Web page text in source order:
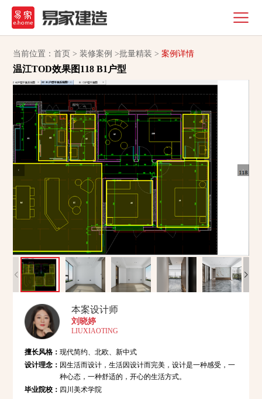
当前位置：首页 >装修案例 >批量精装 >案例详情
温江TOD效果图118 B1户型
本案设计师
刘晓婷
LIUXIAOTING
擅长风格：现代简约、北欧、新中式
设计理念： 因生活而设计，生活因设计而完美，设计是一种感受，一
种心态，一种舒适的，开心的生活方式。
毕业院校： 四川美术学院